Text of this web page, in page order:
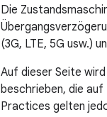
Die
(3G, LTE, 5G usw.)
Auf dieser Seite
beschrieben, die auf
Practices gelten